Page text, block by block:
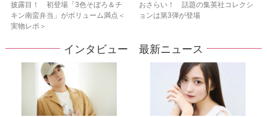
披露目！ 初登場「3色そぼろ＆チ
キン南蛮弁当」がボリューム満点＜
実物レポ＞
おさらい！ 話題の集英社コレクシ
ョンは第3弾が登場
インタビュー 最新ニュース